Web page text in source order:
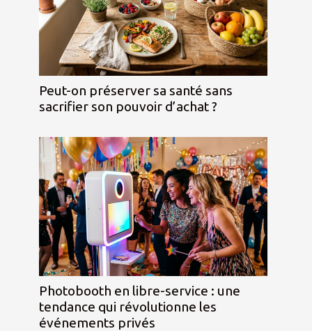
Peut-on préserver sa santé sans
sacrifier son pouvoir d’achat ?
Photobooth en libre-service : une
tendance qui révolutionne les
événements privés